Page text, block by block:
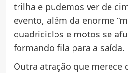
trilha e pudemos ver de
evento, além da enorme
quadriciclos e motos se
formando fila para a saída.
Outra atração que merece